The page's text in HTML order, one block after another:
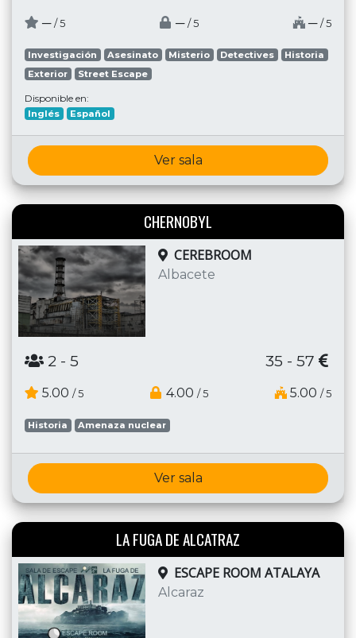
─ / 5 ─ / 5 ─ / 5
Investigación Asesinato Misterio Detectives
Historia
Exterior
Street Escape
Disponible en:
Inglés Español
Ver sala
CHERNOBYL
CEREBROOM
Albacete
2 - 5 35 - 57
5.00 / 5 4.00 / 5 5.00 / 5
Historia Amenaza nuclear
Ver sala
LA FUGA DE ALCATRAZ
ESCAPE ROOM ATALAYA
Alcaraz